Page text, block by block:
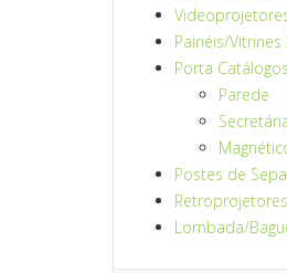
Painéis/
Porta
Parede
Postes de
Retroprojetores
Lombada/